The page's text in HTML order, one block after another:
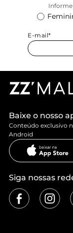
Informe
E-mail*
Baixe o nosso
Conteúdo exclusivo
Android
Siga nossas